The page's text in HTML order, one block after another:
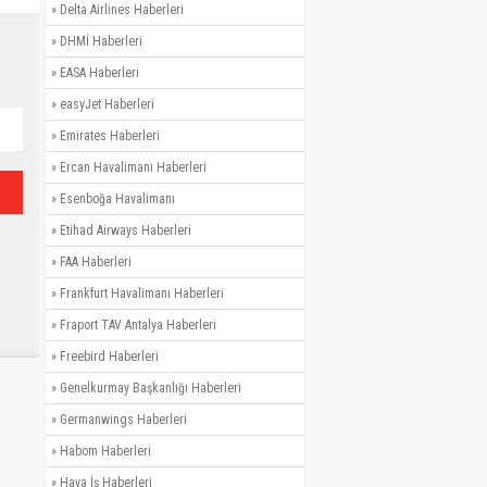
» Delta Airlines Haberleri
» DHMİ Haberleri
» EASA Haberleri
» easyJet Haberleri
» Emirates Haberleri
» Ercan Havalimanı Haberleri
» Esenboğa Havalimanı
» Etihad Airways Haberleri
» FAA Haberleri
» Frankfurt Havalimanı Haberleri
» Fraport TAV Antalya Haberleri
» Freebird Haberleri
» Genelkurmay Başkanlığı Haberleri
» Germanwings Haberleri
» Habom Haberleri
» Hava İş Haberleri